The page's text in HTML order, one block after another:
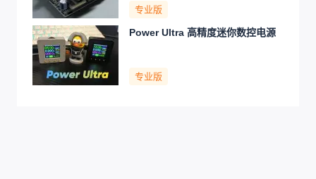
专业版
Power Ultra 高精度迷你数控电源
专业版